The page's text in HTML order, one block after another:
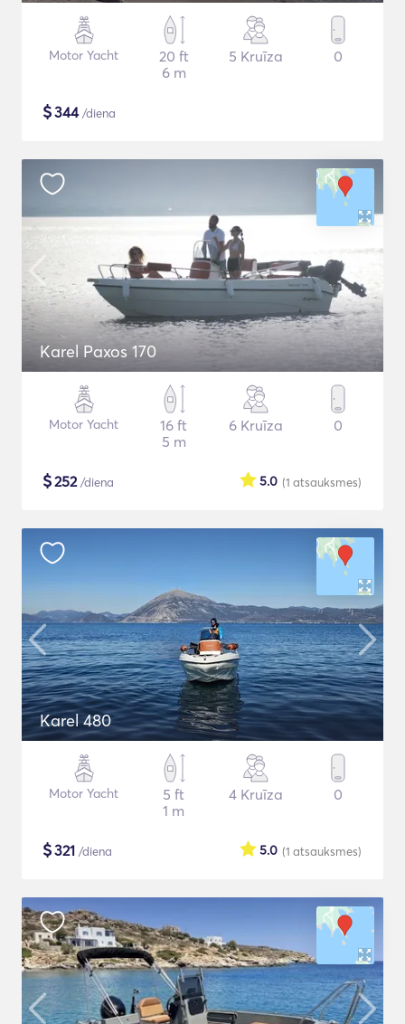
Motor Yacht
20 ft
6 m
5 Kruīza 0
$344/diena
Karel Paxos 170
Motor Yacht
16 ft
5 m
6 Kruīza 0
$252/diena (1 atsauksmes)
5.0
Karel 480
Motor Yacht
5 ft
1 m
4 Kruīza 0
$321 /diena (1 atsauksmes)
5.0